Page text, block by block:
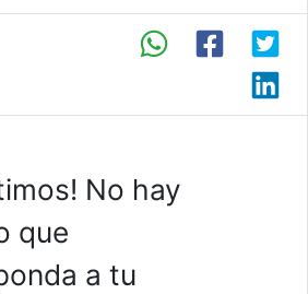
No hay
que
a tu